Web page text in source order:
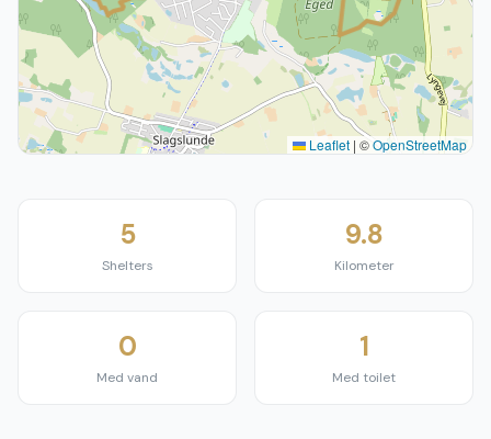
Leaflet | ©OpenStreetMap
5
Shelters
9.8
Kilometer
0
Med vand
1
Med toilet